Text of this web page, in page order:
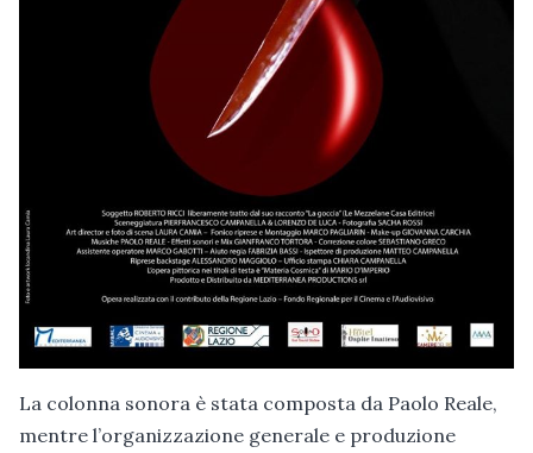
La colonna sonora è stata composta da Paolo Reale,
mentre l’organizzazione generale e produzione